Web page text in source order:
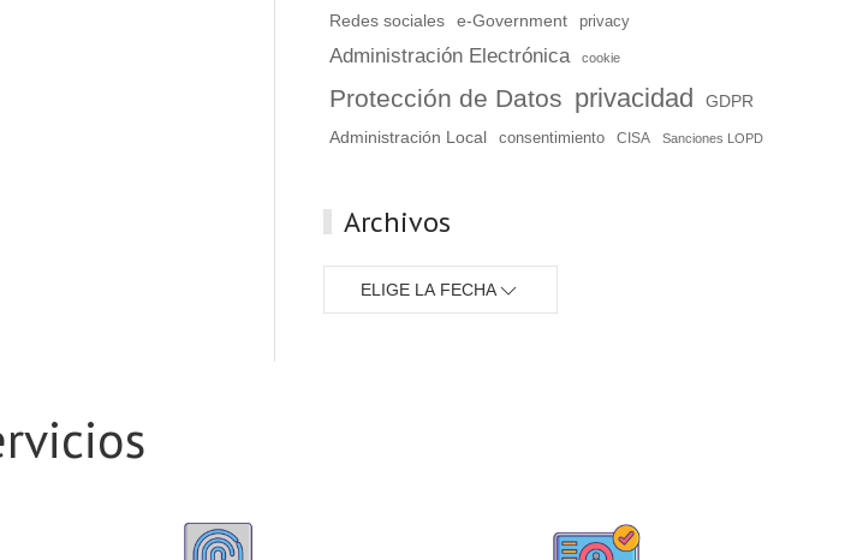
Redes sociales e-Government privacy
Administración Electrónica cookie
Protección de Datos privacidad
GDPR
Administración Local
consentimiento CISA Sanciones LOPD
Archivos
ELIGE LA FECHA